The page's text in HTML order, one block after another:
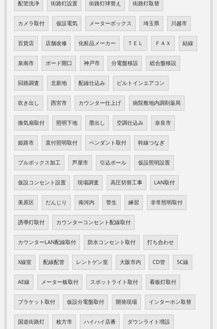
配管洗浄 街路灯設置 街路灯球替え 街路灯取替
カメラ取付 仮設電気 メーターボックス 埼玉県 川越市
百貨店 店舗改修 化粧品メーカー ＴＥＬ ＦＡＸ 結線
泉南市 ボード開口 神戸市 分電盤移設 総合盤移設
回路調査 北新地 配線仕込み ビルトインエアコン
吹き出し 西宮市 カウンター仕上げ 病院敷地内調剤薬局
換気扇取付 照明下地 墨出し 空調仕込み 奈良市
姫路市 直付照明取付 ペンダント取付 幹線つなぎ
プルボックス加工 芦屋市 引込ポール 仮設照明設置
仮設コンセント設置 現場調査 高圧切替工事 LAN取付
美原区 だんじり 南河内 菅生 練習 非常照明取付
誘導灯取付 カウンターコンセント配線取付
カウンターLAN配線取付 防水コンセント取付 打ち合わせ
X線室 配線配管 レントゲン室 大阪市内 CD管 5C線
AE線 メーター板取付 スポットライト取付 看板灯取付
ブラケット取付 仮設分電盤取付 開発現場 インターホン取替
国道街路灯 枚方市 ハイハイ店番 ダウンライト増設